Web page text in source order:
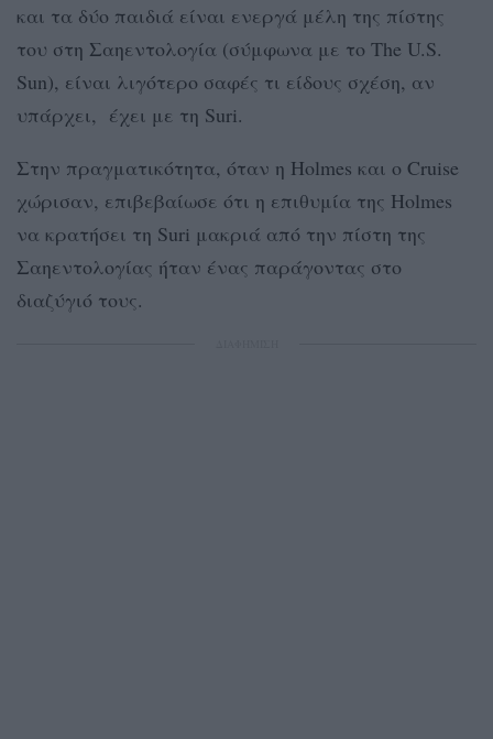
και τα δύο παιδιά είναι ενεργά μέλη της πίστης
του στη Σαηεντολογία (σύμφωνα με το The U.S.
Sun), είναι λιγότερο σαφές τι είδους σχέση, αν
υπάρχει, έχει με τη Suri.
Στην πραγματικότητα, όταν η Holmes και ο Cruise
χώρισαν, επιβεβαίωσε ότι η επιθυμία της Holmes
να κρατήσει τη Suri μακριά από την πίστη της
Σαηεντολογίας ήταν ένας παράγοντας στο
διαζύγιό τους.